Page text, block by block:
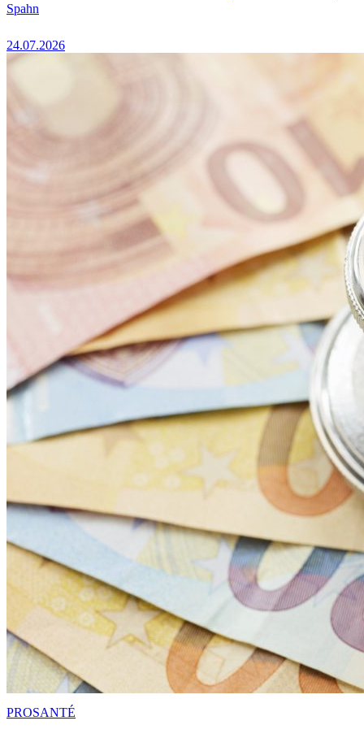
Spahn
24.07.2026
PROSANTÉ